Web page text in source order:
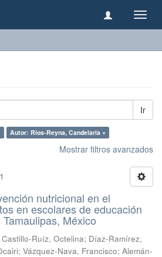
Ir
Autor: Ríos-Reyna, Candelaria ×
Mostrar filtros avanzados
nutricional en el
en escolares de educación
México
Castillo-Ruíz, Octelina; Díaz-Ramírez,
; Vázquez-Nava, Francisco; Alemán-